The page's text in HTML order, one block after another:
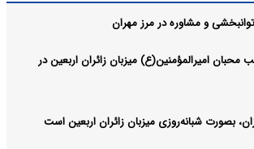
و مشاوره در مرز مهران
محبان امیرالمؤمنین(ع) میزبان زائران اربعین در
بصورت شبانه‌روزی میزبان زائران اربعین است